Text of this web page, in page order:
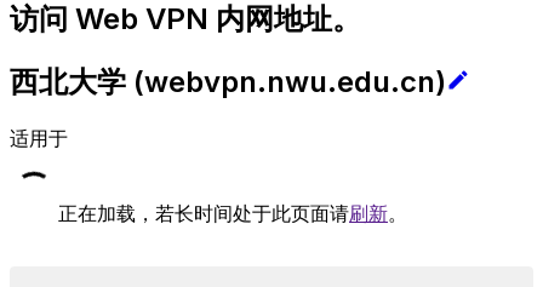
访问 Web VPN 内网地址。
西北大学 (webvpn.nwu.edu.cn)
适用于
正在加载，若长时间处于此页面请刷新。